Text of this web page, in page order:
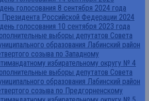
голосования 8 сентября 2024 года
Российской Федерации 2024
голосования 10 сентября 2023 года
выборы депутатов Совета
образования Лабинский район
созыва по Западному
избирательному округу № 4
выборы депутатов Совета
образования Лабинский район
созыва по Предгорненскому